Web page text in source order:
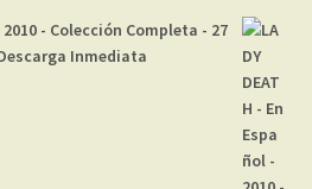
2010 - Colección Completa - 27
Inmediata